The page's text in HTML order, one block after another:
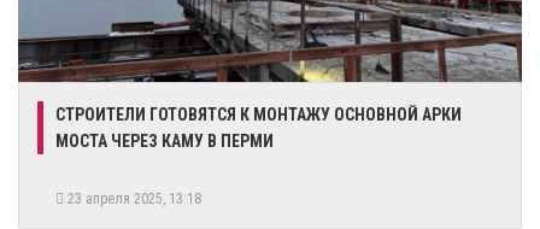
СТРОИТЕЛИ ГОТОВЯТСЯ К МОНТАЖУ ОСНОВНОЙ АРКИ
МОСТА ЧЕРЕЗ КАМУ В ПЕРМИ
23 апреля 2025, 13:18